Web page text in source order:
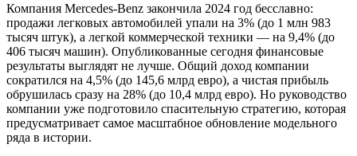
Компания Mercedes-Benz закончила 2024 год бесславно:
продажи легковых автомобилей упали на 3% (до 1 млн 983
тысяч штук), а легкой коммерческой техники — на 9,4% (до
406 тысяч машин). Опубликованные сегодня финансовые
результаты выглядят не лучше. Общий доход компании
сократился на 4,5% (до 145,6 млрд евро), а чистая прибыль
обрушилась сразу на 28% (до 10,4 млрд евро). Но руководство
компании уже подготовило спасительную стратегию, которая
предусматривает самое масштабное обновление модельного
ряда в истории.